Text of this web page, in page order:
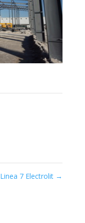
Linea 7 Electrolit →